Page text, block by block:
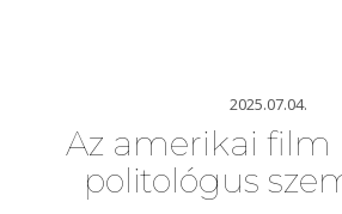
2025.07.04.
Az amerikai
politológus